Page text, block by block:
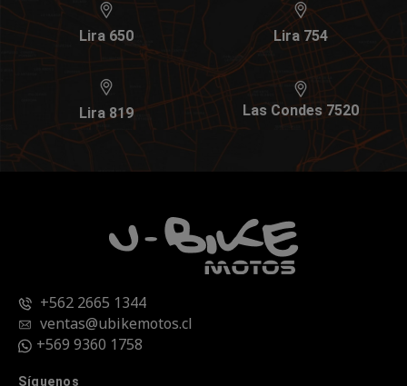
Lira 650 Lira 754
Lira 819 Las Condes 7520
+562 2665 1344
ventas@ubikemotos.cl
+569 9360 1758
Síguenos